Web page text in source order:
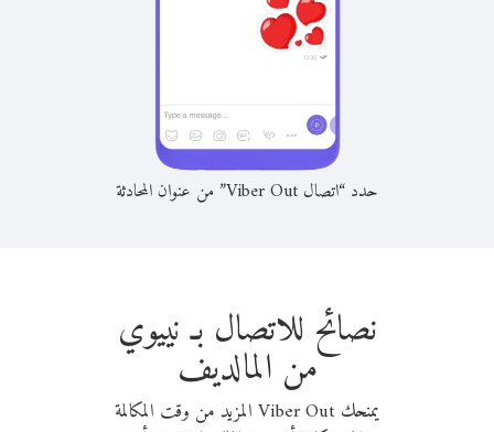
حدد “اتصال Viber Out” من عنوان المحادثة
نصائح للاتصال بـ نييوي
من المالديف
يمنحك Viber Out المزيد من وقت المكالمة